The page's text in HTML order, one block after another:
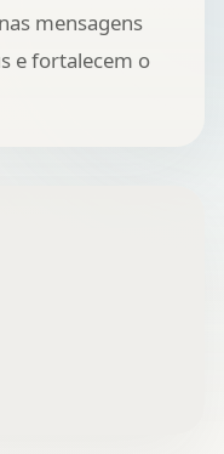
mensagens
e fortalecem o